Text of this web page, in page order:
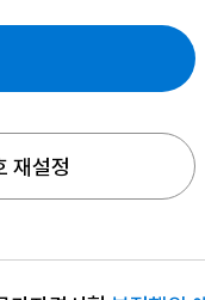
재설정